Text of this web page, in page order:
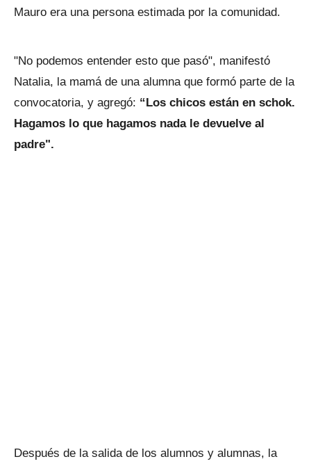
Mauro era una persona estimada por la comunidad.
"No podemos entender esto que pasó", manifestó
Natalia, la mamá de una alumna que formó parte de la
convocatoria, y agregó: “Los chicos están en schok.
Hagamos lo que hagamos nada le devuelve al
padre".
Después de la salida de los alumnos y alumnas, la